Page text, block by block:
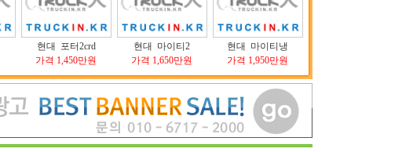
현대 포터2crd
가격 1,450만원
현대 마이티2
가격 1,650만원
현대 마이티냉
가격 1,950만원